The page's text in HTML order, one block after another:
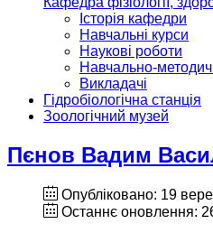
Історія кафедри
Навчальні курси
Наукові роботи
Навчально-
Викладачі
Гідробіологічна станція
Зоологічний музей
Пєнов Вадим
Опубліковано: 19
Останнє оновлення: